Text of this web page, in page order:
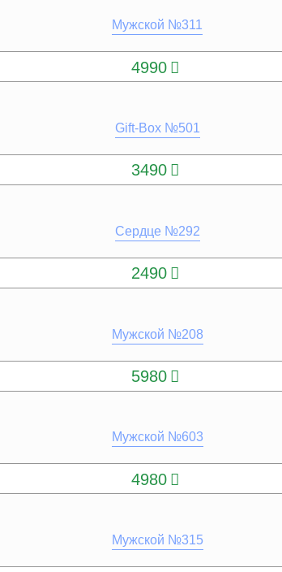
Мужской №311
4990
Gift-Box №501
3490
Сердце №292
2490
Мужской №208
5980
Мужской №603
4980
Мужской №315